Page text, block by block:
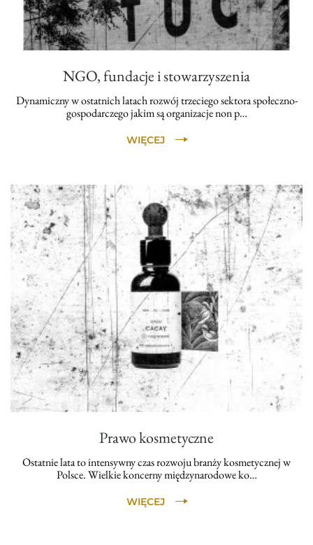
NGO, fundacje i stowarzyszenia
Dynamiczny w ostatnich latach rozwój trzeciego sektora społeczno-
gospodarczego jakim są organizacje non p…
WIĘCEJ
Prawo kosmetyczne
Ostatnie lata to intensywny czas rozwoju branży kosmetycznej w
Polsce. Wielkie koncerny międzynarodowe ko…
WIĘCEJ